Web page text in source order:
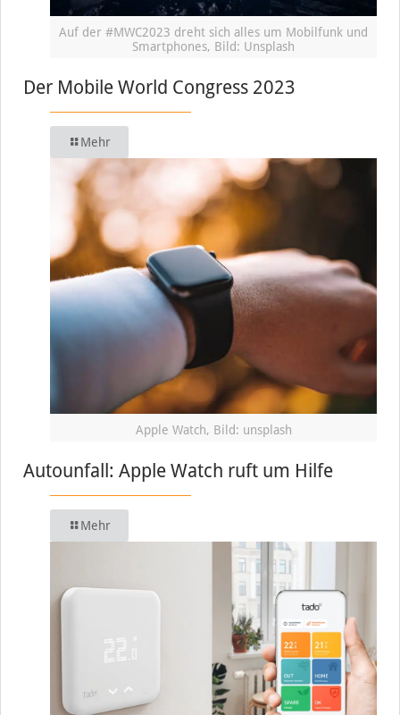
Auf der #MWC2023 dreht sich alles um Mobilfunk und
Smartphones, Bild: Unsplash
Der Mobile World Congress 2023
Mehr
Apple Watch, Bild: unsplash
Autounfall: Apple Watch ruft um Hilfe
Mehr